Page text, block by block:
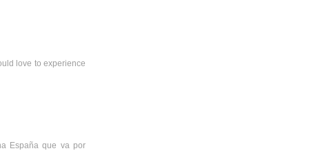
love to experience
España que va por